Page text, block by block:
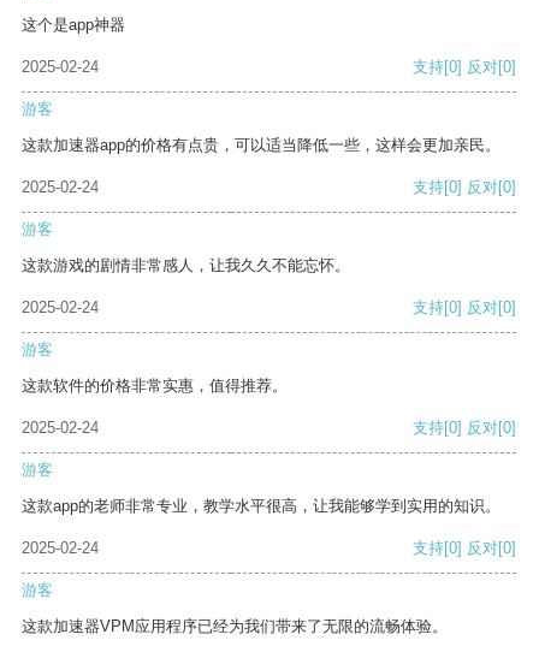
这个是app神器
2025-02-24 支持[0] 反对[0]
游客
这款加速器app的价格有点贵，可以适当降低一些，这样会更加亲民。
2025-02-24 支持[0] 反对[0]
游客
这款游戏的剧情非常感人，让我久久不能忘怀。
2025-02-24 支持[0] 反对[0]
游客
这款软件的价格非常实惠，值得推荐。
2025-02-24 支持[0] 反对[0]
游客
这款app的老师非常专业，教学水平很高，让我能够学到实用的知识。
2025-02-24 支持[0] 反对[0]
游客
这款加速器VPM应用程序已经为我们带来了无限的流畅体验。